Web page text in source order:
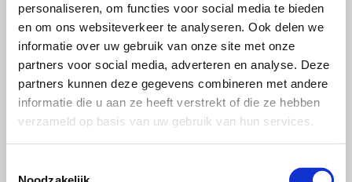
personaliseren, om functies voor social media te bieden
en om ons websiteverkeer te analyseren. Ook delen we
informatie over uw gebruik van onze site met onze
partners voor social media, adverteren en analyse. Deze
partners kunnen deze gegevens combineren met andere
informatie die u aan ze heeft verstrekt of die ze hebben
verzameld op basis van uw gebruik van hun services.
Rowena
4 jaar geleden
Vandaag na het eten 2 gezellige pieten thuis ontvangen.! Mijn
dochtertje was wel verlegen maar gelukkig vond ze het wel heel
erg leuk.! Dankjewel dat jullie er waren
Cobi
4 jaar geleden